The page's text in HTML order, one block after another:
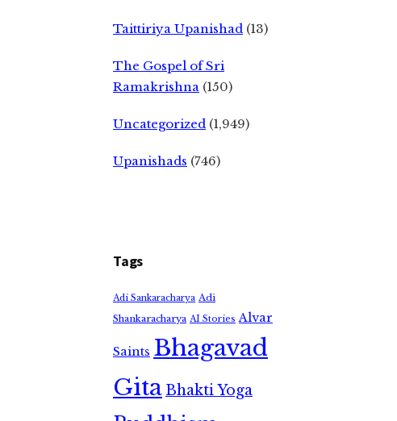
Taittiriya Upanishad (13)
The Gospel of Sri
Ramakrishna (150)
Uncategorized (1,949)
Upanishads (746)
Tags
Adi Sankaracharya Adi
Shankaracharya AI Stories Alvar
Saints Bhagavad
GitaBhakti Yoga